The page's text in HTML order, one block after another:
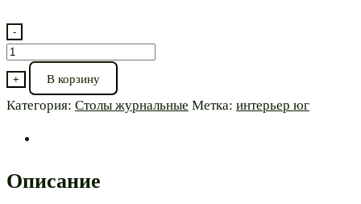
-
Количество
товара
Журнальный
стол⭐"СТЖ-3
+ В корзину
Категория: Столы журнальные Метка: интерьер юг
Описание